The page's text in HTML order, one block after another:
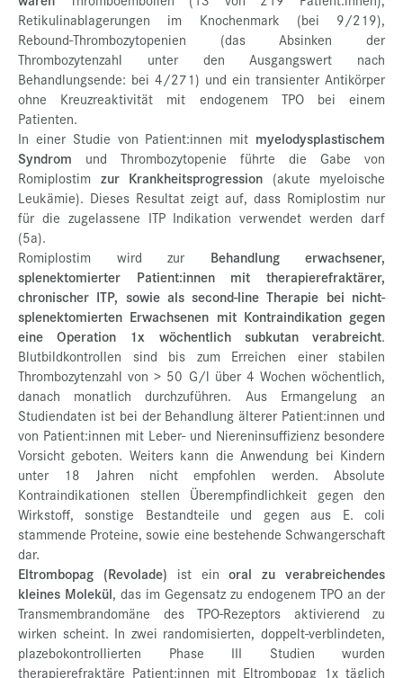
Retikulinablagerungen im Knochenmark (bei 9/219),
Rebound-Thrombozytopenien (das Absinken der
Thrombozytenzahl unter den Ausgangswert nach
Behandlungsende: bei 4/271) und ein transienter Antikörper
ohne Kreuzreaktivität mit endogenem TPO bei einem
Patienten.
In einer Studie von Patient:innen mit myelodysplastischem
Syndrom und Thrombozytopenie führte die Gabe von
Romiplostim zur Krankheitsprogression (akute myeloische
Leukämie). Dieses Resultat zeigt auf, dass Romiplostim nur
für die zugelassene ITP Indikation verwendet werden darf
(5a).
Romiplostim wird zur Behandlung erwachsener,
splenektomierter Patient:innen mit therapierefraktärer,
chronischer ITP, sowie als second-line Therapie bei nicht-
splenektomierten Erwachsenen mit Kontraindikation gegen
eine Operation 1x wöchentlich subkutan verabreicht.
Blutbildkontrollen sind bis zum Erreichen einer stabilen
Thrombozytenzahl von > 50 G/l über 4 Wochen wöchentlich,
danach monatlich durchzuführen. Aus Ermangelung an
Studiendaten ist bei der Behandlung älterer Patient:innen und
von Patient:innen mit Leber- und Niereninsuffizienz besondere
Vorsicht geboten. Weiters kann die Anwendung bei Kindern
unter 18 Jahren nicht empfohlen werden. Absolute
Kontraindikationen stellen Überempfindlichkeit gegen den
Wirkstoff, sonstige Bestandteile und gegen aus E. coli
stammende Proteine, sowie eine bestehende Schwangerschaft
dar.
Eltrombopag (Revolade) ist einoral zu verabreichendes
kleines Molekül, das im Gegensatz zu endogenem TPO an der
Transmembrandomäne des TPO-Rezeptors aktivierend zu
wirken scheint. In zwei randomisierten, doppelt-verblindeten,
plazebokontrollierten Phase III Studien wurden
therapierefraktäre Patient:innen mit Eltrombopag 1x täglich